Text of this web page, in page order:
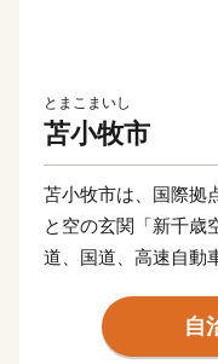
とまこまいし
苫小牧市
苫小牧市は、国際拠
と空の玄関「新千歳
道、国道、高速自動
一方で、ラムサール
自